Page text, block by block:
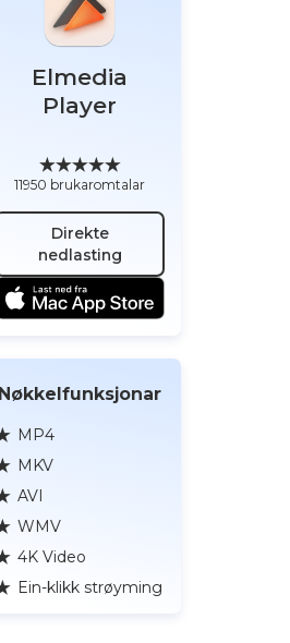
Elmedia
Player
11950 brukaromtalar
Direkte
nedlasting
Nøkkelfunksjonar
MP4
MKV
AVI
WMV
4K Video
Ein‑klikk strøyming